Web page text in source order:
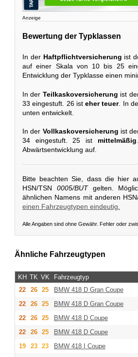
Anzeige
Bewertung der Typklassen
In der Haftpflichtversicherung ist
auf einer Skala von 10 bis 25
Entwicklung der Typklasse einen
In der Teilkaskoversicherung ist
33 eingestuft. 26 ist eher teuer. In
unten entwickelt.
In der Vollkaskoversicherung ist
34 eingestuft. 25 ist mittelmäßig
Abwärtsentwicklung auf.
Bitte beachten Sie, dass die hier
HSN/TSN 0005/BUTgelten.
ähnlichen Namens mit anderen
einen Fahrzeugtypen eindeutig.
Alle Angaben sind ohne Gewähr. Fehler oder
Ähnliche Fahrzeugtypen
KH TK VK Fahrzeugtyp
22
26 25 BMW 418 D Gran Coupe
22
26 25 BMW 418 D Gran Coupe
22
26 25 BMW 418 D Coupe
22
26 25 BMW 418 D Coupe
19
23 23 BMW 418 I Coupe